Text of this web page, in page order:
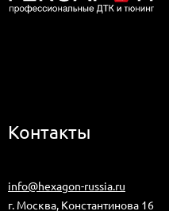
Контакты
info@hexagon-russia.ru
г. Москва, Константинова 16